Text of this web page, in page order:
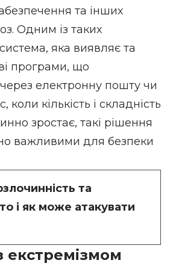
та інших
Одним із таких
яка виявляє та
програми, що
електронну пошту чи
коли кількість і складність
зростає, такі рішення
важливими для безпеки
та
і як може атакувати
екстремізмом